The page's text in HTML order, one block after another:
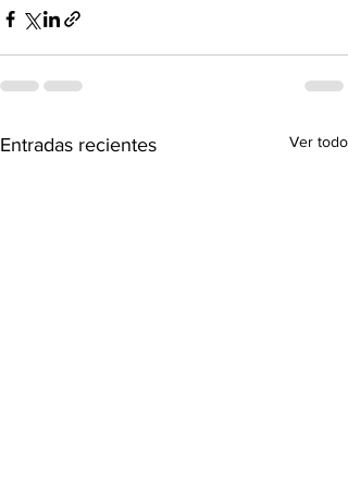
Entradas recientes Ver todo